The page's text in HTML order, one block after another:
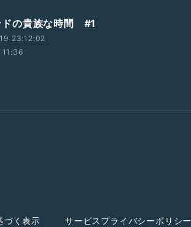
ドの貴族な時間 #1
23:12:02
11:36
づく表示 サービスプライバシーポリシー